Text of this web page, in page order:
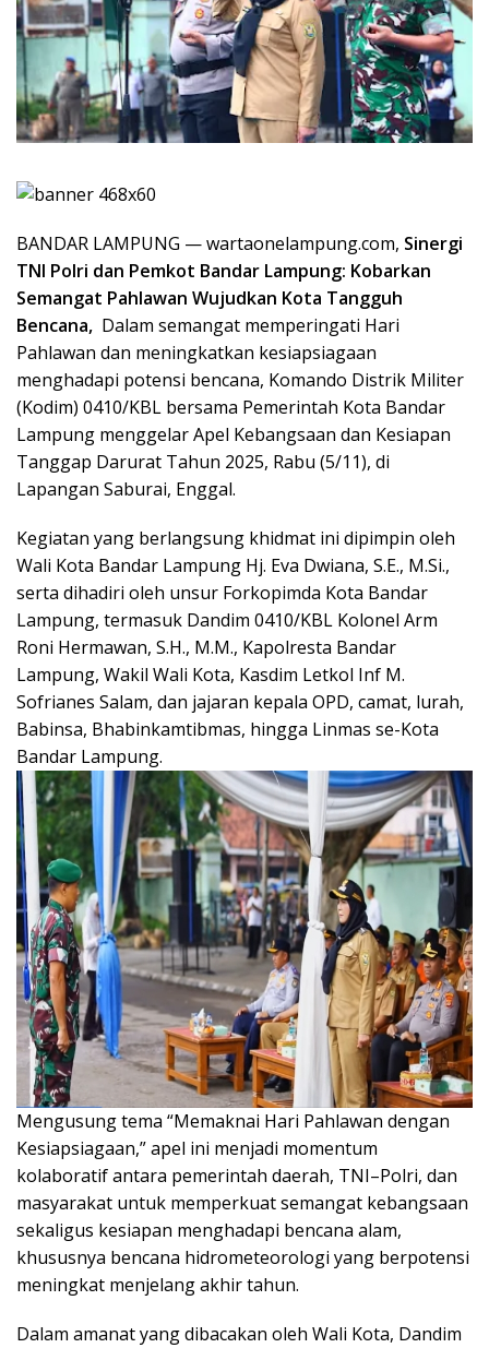
BANDAR LAMPUNG — wartaonelampung.com, Sinergi
TNI Polri dan Pemkot Bandar Lampung: Kobarkan
Semangat Pahlawan Wujudkan Kota Tangguh
Bencana, Dalam semangat memperingati Hari
Pahlawan dan meningkatkan kesiapsiagaan
menghadapi potensi bencana, Komando Distrik Militer
(Kodim) 0410/KBL bersama Pemerintah Kota Bandar
Lampung menggelar Apel Kebangsaan dan Kesiapan
Tanggap Darurat Tahun 2025, Rabu (5/11), di
Lapangan Saburai, Enggal.
Kegiatan yang berlangsung khidmat ini dipimpin oleh
Wali Kota Bandar Lampung Hj. Eva Dwiana, S.E., M.Si.,
serta dihadiri oleh unsur Forkopimda Kota Bandar
Lampung, termasuk Dandim 0410/KBL Kolonel Arm
Roni Hermawan, S.H., M.M., Kapolresta Bandar
Lampung, Wakil Wali Kota, Kasdim Letkol Inf M.
Sofrianes Salam, dan jajaran kepala OPD, camat, lurah,
Babinsa, Bhabinkamtibmas, hingga Linmas se-Kota
Bandar Lampung.
Mengusung tema “Memaknai Hari Pahlawan dengan
Kesiapsiagaan,” apel ini menjadi momentum
kolaboratif antara pemerintah daerah, TNI–Polri, dan
masyarakat untuk memperkuat semangat kebangsaan
sekaligus kesiapan menghadapi bencana alam,
khususnya bencana hidrometeorologi yang berpotensi
meningkat menjelang akhir tahun.
Dalam amanat yang dibacakan oleh Wali Kota, Dandim